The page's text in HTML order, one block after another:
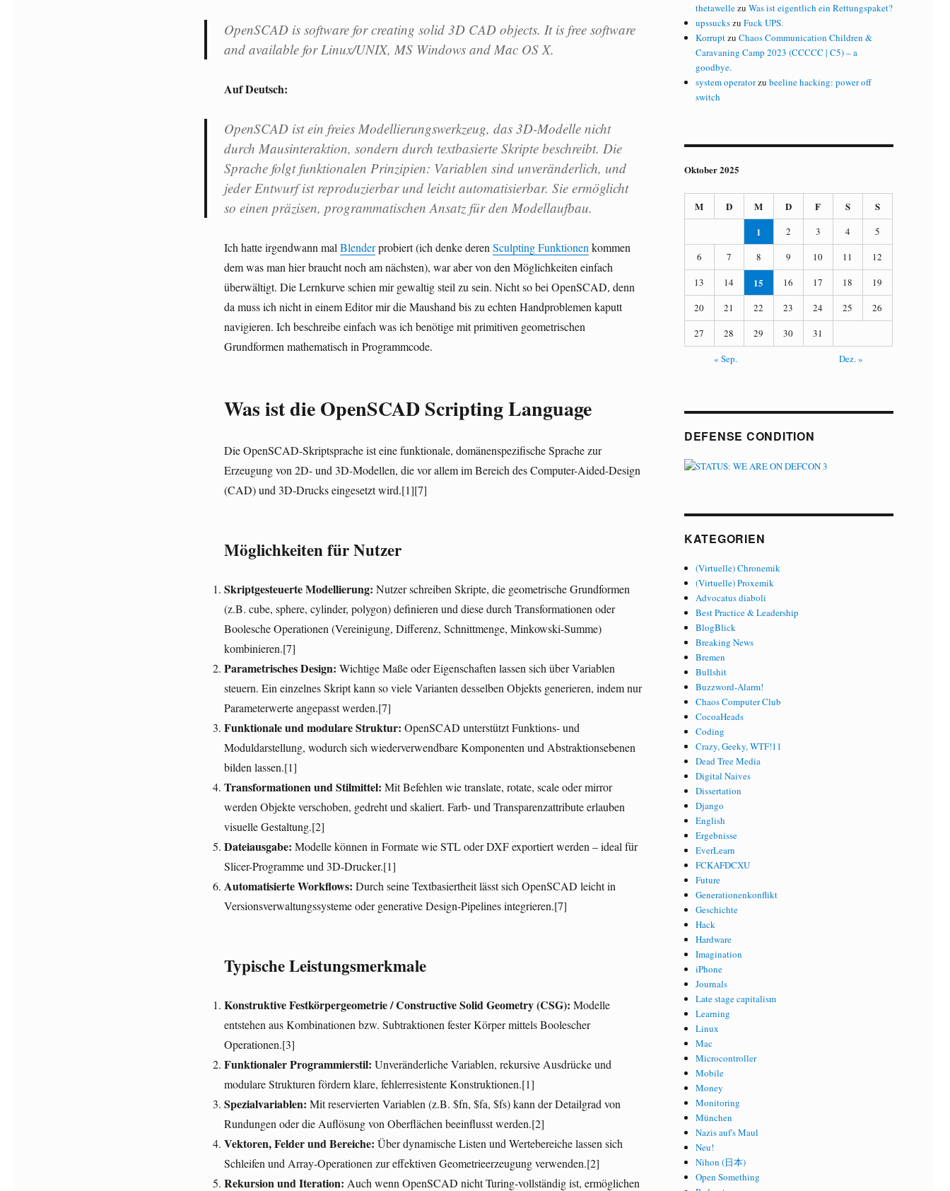
OpenSCAD is software for creating solid 3D CAD objects. It is free software
and available for Linux/UNIX, MS Windows and Mac OS X.
Auf Deutsch:
OpenSCAD ist ein freies Modellierungswerkzeug, das 3D-Modelle nicht
durch Mausinteraktion, sondern durch textbasierte Skripte beschreibt. Die
Sprache folgt funktionalen Prinzipien: Variablen sind unveränderlich, und
jeder Entwurf ist reproduzierbar und leicht automatisierbar. Sie ermöglicht
so einen präzisen, programmatischen Ansatz für den Modellaufbau.
Ich hatte irgendwann mal Blenderprobiert (ich denke deren Sculpting Funktionen kommen
dem was man hier braucht noch am nächsten), war aber von den Möglichkeiten einfach
überwältigt. Die Lernkurve schien mir gewaltig steil zu sein. Nicht so bei OpenSCAD, denn
da muss ich nicht in einem Editor mir die Maushand bis zu echten Handproblemen kaputt
navigieren. Ich beschreibe einfach was ich benötige mit primitiven geometrischen
Grundformen mathematisch in Programmcode.
Was ist die OpenSCAD Scripting Language
Die OpenSCAD-Skriptsprache ist eine funktionale, domänenspezifische Sprache zur
Erzeugung von 2D- und 3D-Modellen, die vor allem im Bereich des Computer-Aided-Design
(CAD) und 3D-Drucks eingesetzt wird.[1][7]
Möglichkeiten für Nutzer
Skriptgesteuerte Modellierung: Nutzer schreiben Skripte, die geometrische Grundformen
(z.B. cube, sphere, cylinder, polygon) definieren und diese durch Transformationen oder
Boolesche Operationen (Vereinigung, Differenz, Schnittmenge, Minkowski-Summe)
kombinieren.[7]
Parametrisches Design: Wichtige Maße oder Eigenschaften lassen sich über Variablen
steuern. Ein einzelnes Skript kann so viele Varianten desselben Objekts generieren, indem nur
Parameterwerte angepasst werden.[7]
Funktionale und modulare Struktur: OpenSCAD unterstützt Funktions- und
Moduldarstellung, wodurch sich wiederverwendbare Komponenten und Abstraktionsebenen
bilden lassen.[1]
Transformationen und Stilmittel: Mit Befehlen wie translate, rotate, scale oder mirror
werden Objekte verschoben, gedreht und skaliert. Farb- und Transparenzattribute erlauben
visuelle Gestaltung.[2]
Dateiausgabe: Modelle können in Formate wie STL oder DXF exportiert werden – ideal für
Slicer-Programme und 3D-Drucker.[1]
Automatisierte Workflows: Durch seine Textbasiertheit lässt sich OpenSCAD leicht in
Versionsverwaltungssysteme oder generative Design-Pipelines integrieren.[7]
Typische Leistungsmerkmale
Konstruktive Festkörpergeometrie / Constructive Solid Geometry (CSG): Modelle
entstehen aus Kombinationen bzw. Subtraktionen fester Körper mittels Boolescher
Operationen.[3]
Funktionaler Programmierstil: Unveränderliche Variablen, rekursive Ausdrücke und
modulare Strukturen fördern klare, fehlerresistente Konstruktionen.[1]
Spezialvariablen: Mit reservierten Variablen (z.B. $fn, $fa, $fs) kann der Detailgrad von
Rundungen oder die Auflösung von Oberflächen beeinflusst werden.[2]
Vektoren, Felder und Bereiche: Über dynamische Listen und Wertebereiche lassen sich
Schleifen und Array-Operationen zur effektiven Geometrieerzeugung verwenden.[2]
Rekursion und Iteration: Auch wenn OpenSCAD nicht Turing-vollständig ist, ermöglichen
thetawellezuWas ist eigentlich ein Rettungspaket?
upssuckszuFuck UPS.
KorruptzuChaos Communication Children &
Caravaning Camp 2023 (CCCCC | C5) – a
goodbye.
system operatorzubeeline hacking: power off
switch
Oktober 2025
M D M D F S
S
1
2 3 4
5
6
7 8 9 10 11
12
13
14 15 16 17 18
19
20
21 22 23 24 25
26
27
28 29 30
31
« Sep.
Dez. »
DEFENSE CONDITION
KATEGORIEN
(Virtuelle) Chronemik
(Virtuelle) Proxemik
Advocatus diaboli
Best Practice & Leadership
BlogBlick
Breaking News
Bremen
Bullshit
Buzzword-Alarm!
Chaos Computer Club
CocoaHeads
Coding
Crazy, Geeky, WTF!11
Dead Tree Media
Digital Naives
Dissertation
Django
English
Ergebnisse
EverLearn
FCKAFDCXU
Future
Generationenkonflikt
Geschichte
Hack
Hardware
Imagination
iPhone
Journals
Late stage capitalism
Learning
Linux
Mac
Microcontroller
Mobile
Money
Monitoring
München
Nazis auf's Maul
Neu!
Nihon (日本)
Open Something